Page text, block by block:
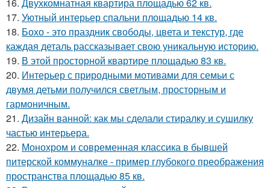
17. Уютный интерьер спальни площадью 14 кв.
18. Бохо - это праздник свободы, цвета и текстур, где
каждая деталь рассказывает свою уникальную историю.
19. В этой просторной квартире площадью 83 кв.
20. Интерьер с природными мотивами для семьи с
двумя детьми получился светлым, просторным и
гармоничным.
21. Дизайн ванной: как мы сделали стиралку и сушилку
частью интерьера.
22. Монохром и современная классика в бывшей
питерской коммуналке - пример глубокого преображения
пространства площадью 85 кв.